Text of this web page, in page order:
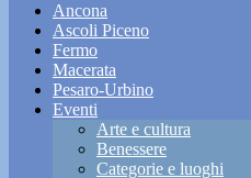
Ancona
Ascoli Piceno
Fermo
Macerata
Pesaro-Urbino
Eventi
Arte e cultura
Benessere
Categorie e luoghi